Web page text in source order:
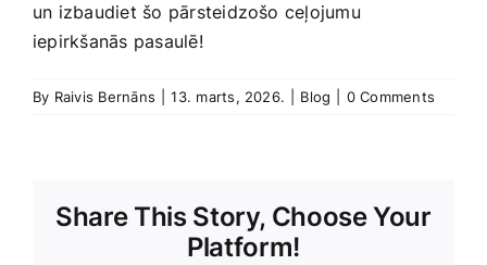
un izbaudiet ‌šo pārsteidzošo ceļojumu
iepirkšanās pasaulē!
By Raivis Bernāns 13. marts, 2026. Blog 0 Comments
Share This Story, Choose Your
Platform!